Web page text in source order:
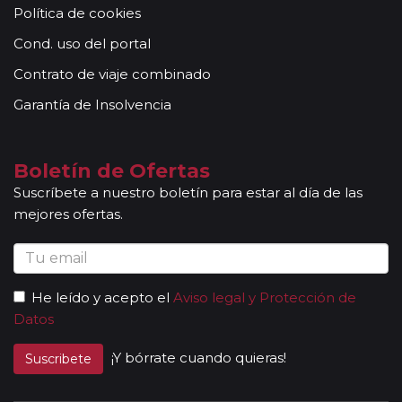
conocimientos y buena disposición para atender al
grupo. Adicionalmente, en las ciudades principales y
locales que le permitirán conocer más a fondo la
cultura de los lugares visitados. En ocasiones, los
acompañantes podrán dar las explicaciones en dos
idiomas diferentes. Según circuito, le atenderá en su
viaje un único guía-acompañante o bien cambiará de
guía-acompañante en función de la etapa. Los guías
acompañantes siempre estarán presentes en los
paseos incluidos, pero poseen múltiples funciones y
persona en particular. En los momentos en que no
existen servicios incluidos en el programa, nuestros
guías pueden encontrarse realizando funciones bien
de coordinación, bien para otros grupos diferentes y
Política de cookies
Cond. uso del portal
Contrato de viaje combinado
Garantía de Insolvencia
Boletín de Ofertas
Suscríbete a nuestro boletín para estar al día de las
mejores ofertas.
He leído y acepto el Aviso legal y Protección de
Datos
Suscribete ¡Y bórrate cuando quieras!